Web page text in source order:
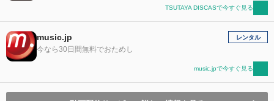
TSUTAYA DISCASで今すぐ見る
music.jp
今なら30日間無料でおためし
レンタル
music.jpで今すぐ見る